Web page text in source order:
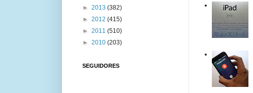
► 2013 (382)
► 2012 (415)
► 2011 (510)
► 2010 (203)
SEGUIDORES